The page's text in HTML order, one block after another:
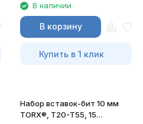
В наличии
В корзину
Купить в 1 клик
Набор вставок-бит 10 мм
TORX®, Т20-Т55, 15